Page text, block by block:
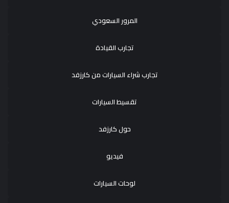
المرور السعودي
تجارب القيادة
تجارب شراء السيارات من كارزفد
تقسيط السيارات
حول كارزفد
فيديو
لوحات السيارات